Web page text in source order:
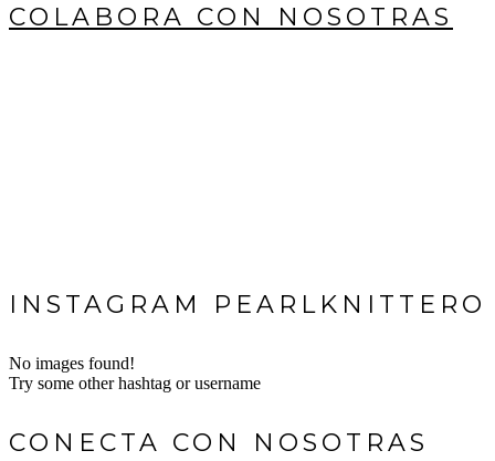
COLABORA CON NOSOTRAS
INSTAGRAM PEARLKNITTERO
No images found!
Try some other hashtag or username
CONECTA CON NOSOTRAS